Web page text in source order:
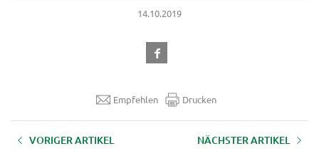
14.10.2019
Empfehlen Drucken
VORIGER ARTIKEL NÄCHSTER ARTIKEL